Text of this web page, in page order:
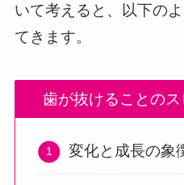
いて考えると、以下の
てきます。
歯が抜けることの
変化と成長の象